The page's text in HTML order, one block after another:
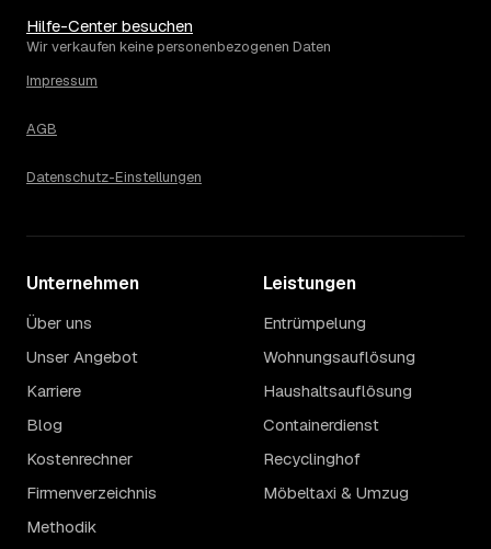
Hilfe-Center besuchen
Wir verkaufen keine personenbezogenen Daten
Impressum
AGB
Datenschutz-Einstellungen
Unternehmen
Über uns
Unser Angebot
Karriere
Blog
Kostenrechner
Firmenverzeichnis
Methodik
Leistungen
Entrümpelung
Wohnungsauflösung
Haushaltsauflösung
Containerdienst
Recyclinghof
Möbeltaxi & Umzug